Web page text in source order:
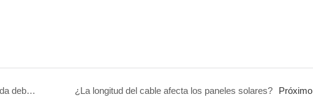
Cable de extensión fotovoltaica personalizada debe prestar atención a lo que？ ¿La longitud del cable afecta los paneles solares? Próximo